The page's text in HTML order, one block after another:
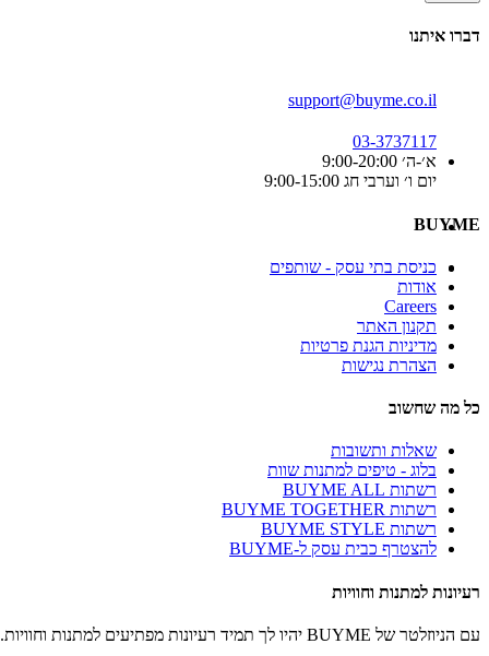
דברו איתנו
support@buyme.co.il
03-3737117
א׳-ה׳ 9:00-20:00
יום ו׳ וערבי חג 9:00-15:00
BUYME
כניסת בתי עסק - שותפים
אודות
Careers
תקנון האתר
מדיניות הגנת פרטיות
הצהרת נגישות
כל מה שחשוב
שאלות ותשובות
בלוג - טיפים למתנות שוות
רשתות BUYME ALL
רשתות BUYME TOGETHER
רשתות BUYME STYLE
להצטרף כבית עסק ל-BUYME
רעיונות למתנות וחוויות
עם הניוזלטר של BUYME יהיו לך תמיד רעיונות מפתיעים למתנות וחוויות.